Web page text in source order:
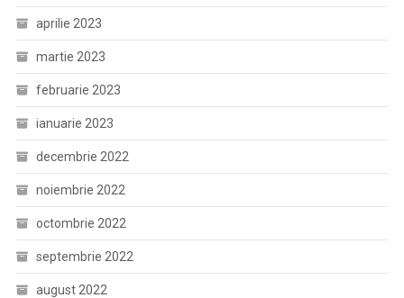
aprilie 2023
martie 2023
februarie 2023
ianuarie 2023
decembrie 2022
noiembrie 2022
octombrie 2022
septembrie 2022
august 2022